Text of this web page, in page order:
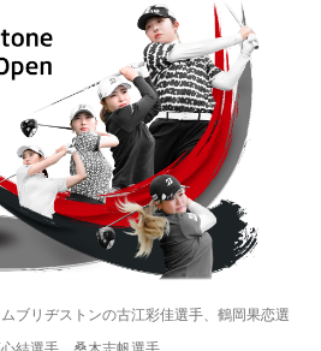
ブリヂストンの古江彩佳選手、鶴岡果恋選